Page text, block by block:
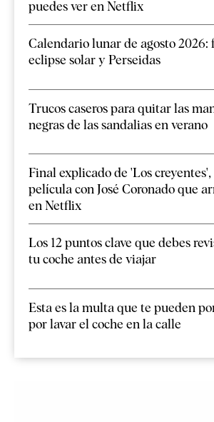
puedes ver en Netflix
Calendario lunar de agosto 2026:
eclipse solar y Perseidas
Trucos caseros para quitar las
negras de las sandalias en verano
Final explicado de 'Los creyentes',
película con José Coronado que
en Netflix
Los 12 puntos clave que debes
tu coche antes de viajar
Esta es la multa que te pueden
por lavar el coche en la calle